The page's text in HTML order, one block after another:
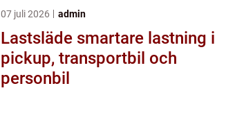
07 juli 2026 admin
Lastsläde smartare lastning i
pickup, transportbil och
personbil